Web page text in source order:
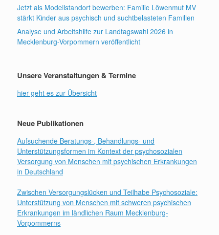
Jetzt als Modellstandort bewerben: Familie Löwenmut MV
stärkt Kinder aus psychisch und suchtbelasteten Familien
Analyse und Arbeitshilfe zur Landtagswahl 2026 in
Mecklenburg-Vorpommern veröffentlicht
Unsere Veranstaltungen & Termine
hier geht es zur Übersicht
Neue Publikationen
Aufsuchende Beratungs-, Behandlungs- und
Unterstützungsformen im Kontext der psychosozialen
Versorgung von Menschen mit psychischen Erkrankungen
in Deutschland
Zwischen Versorgungslücken und Teilhabe Psychosoziale:
Unterstützung von Menschen mit schweren psychischen
Erkrankungen im ländlichen Raum Mecklenburg-
Vorpommerns